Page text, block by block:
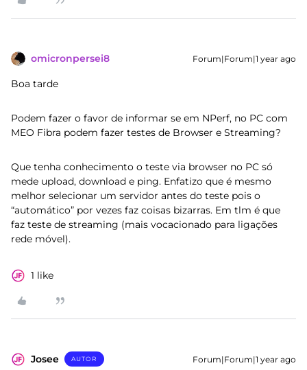
omicronpersei8 Forum|Forum|1 year ago
Boa tarde
Podem fazer o favor de informar se em NPerf, no PC com
MEO Fibra podem fazer testes de Browser e Streaming?
Que tenha conhecimento o teste via browser no PC só
mede upload, download e ping. Enfatizo que é mesmo
melhor selecionar um servidor antes do teste pois o
“automático” por vezes faz coisas bizarras. Em tlm é que
faz teste de streaming (mais vocacionado para ligações
rede móvel).
1 like
Josee AUTOR Forum|Forum|1 year ago